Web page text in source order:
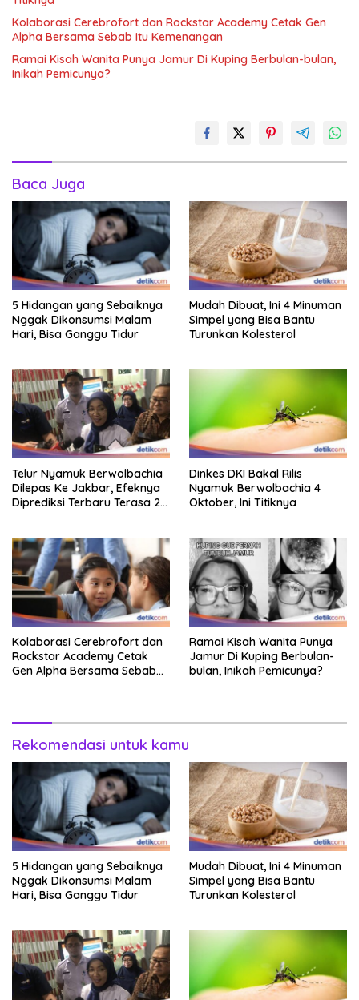
Kolaborasi Cerebrofort dan Rockstar Academy Cetak Gen
Alpha Bersama Sebab Itu Kemenangan
Ramai Kisah Wanita Punya Jamur Di Kuping Berbulan-bulan,
Inikah Pemicunya?
Baca Juga
5 Hidangan yang Sebaiknya
Nggak Dikonsumsi Malam
Hari, Bisa Ganggu Tidur
Mudah Dibuat, Ini 4 Minuman
Simpel yang Bisa Bantu
Turunkan Kolesterol
Telur Nyamuk Berwolbachia
Dilepas Ke Jakbar, Efeknya
Diprediksi Terbaru Terasa 2
Dinkes DKI Bakal Rilis
Nyamuk Berwolbachia 4
Oktober, Ini Titiknya
Kolaborasi Cerebrofort dan
Rockstar Academy Cetak
Gen Alpha Bersama Sebab
Ramai Kisah Wanita Punya
Jamur Di Kuping Berbulan-
bulan, Inikah Pemicunya?
Rekomendasi untuk kamu
5 Hidangan yang Sebaiknya
Nggak Dikonsumsi Malam
Hari, Bisa Ganggu Tidur
Mudah Dibuat, Ini 4 Minuman
Simpel yang Bisa Bantu
Turunkan Kolesterol